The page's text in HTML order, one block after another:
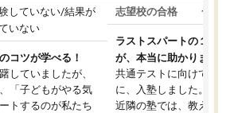
していない/結果が
いない
コツが学べる！
していましたが、
「子どもがやる気
トするのが私たち
志望校の合格 合格
ラストスパートの１か月
が、本当に助かりました
共通テストに向けての追
に、入塾しました。田舎
近隣の塾では、教えても